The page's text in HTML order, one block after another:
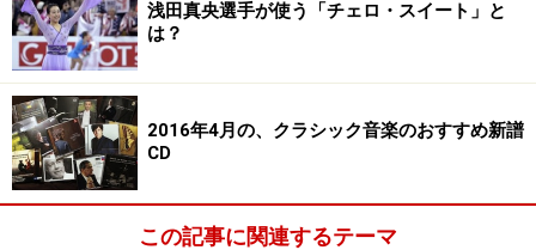
浅田真央選手が使う「チェロ・スイート」と
は？
2016年4月の、クラシック音楽のおすすめ新譜
CD
この記事に関連するテーマ